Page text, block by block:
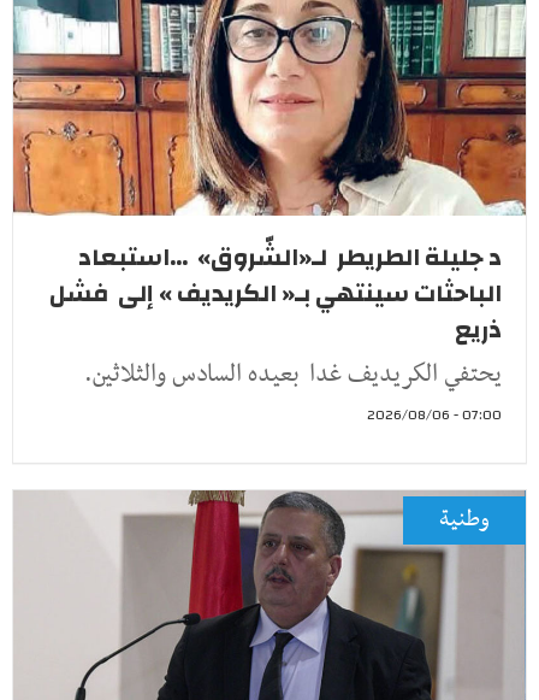
د جليلة الطريطر لـ«الشّروق» ...استبعاد
الباحثات سينتهي بـ« الكريديف » إلى فشل
ذريع
يحتفي الكريديف غدا بعيده السادس والثلاثين.
07:00 - 2026/08/06
وطنية